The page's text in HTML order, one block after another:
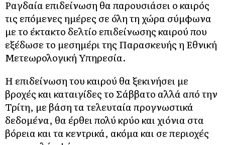
Ραγδαία επιδείνωση θα παρουσιάσει ο καιρός
τις επόμενες ημέρες σε όλη τη χώρα σύμφωνα
με το έκτακτο δελτίο επιδείνωσης καιρού που
εξέδωσε το μεσημέρι της Παρασκευής η Εθνική
Μετεωρολογική Υπηρεσία.
Η επιδείνωση του καιρού θα ξεκινήσει με
βροχές και καταιγίδες το Σάββατο αλλά από την
Τρίτη, με βάση τα τελευταία προγνωστικά
δεδομένα, θα έρθει πολύ κρύο και χιόνια στα
βόρεια και τα κεντρικά, ακόμα και σε περιοχές